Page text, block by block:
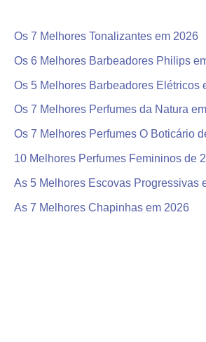
s
a
r
Os 7 Melhores Tonalizantes em 2026
Os 6 Melhores Barbeadores Philips
Os 5 Melhores Barbeadores Elétricos
Os 7 Melhores Perfumes da Natura
Os 7 Melhores Perfumes O Boticário
10 Melhores Perfumes Femininos de
As 5 Melhores Escovas Progressivas
As 7 Melhores Chapinhas em 2026